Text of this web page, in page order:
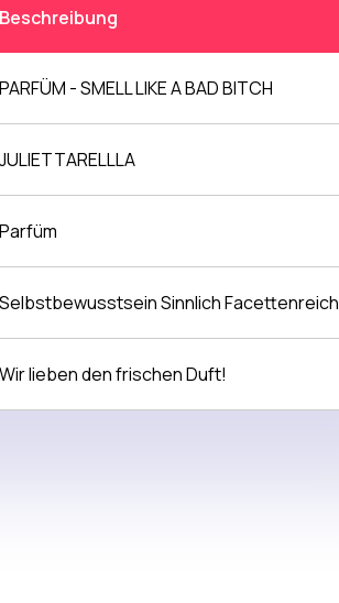
Beschreibung
PARFÜM - SMELL LIKE A BAD BITCH
JULIETTARELLLA
Parfüm
Selbstbewusstsein Sinnlich Facettenreich
Wir lieben den frischen Duft!